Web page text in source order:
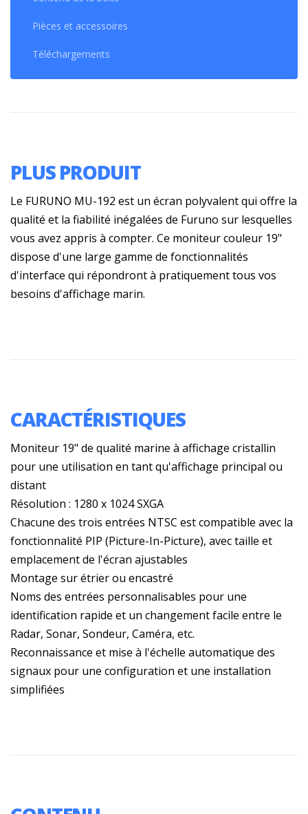
Pièces et accessoires
Téléchargements
PLUS PRODUIT
Le FURUNO MU-192 est un écran polyvalent qui offre la
qualité et la fiabilité inégalées de Furuno sur lesquelles
vous avez appris à compter. Ce moniteur couleur 19"
dispose d'une large gamme de fonctionnalités
d'interface qui répondront à pratiquement tous vos
besoins d'affichage marin.
CARACTÉRISTIQUES
Moniteur 19" de qualité marine à affichage cristallin
pour une utilisation en tant qu'affichage principal ou
distant
Résolution : 1280 x 1024 SXGA
Chacune des trois entrées NTSC est compatible avec la
fonctionnalité PIP (Picture-In-Picture), avec taille et
emplacement de l'écran ajustables
Montage sur étrier ou encastré
Noms des entrées personnalisables pour une
identification rapide et un changement facile entre le
Radar, Sonar, Sondeur, Caméra, etc.
Reconnaissance et mise à l'échelle automatique des
signaux pour une configuration et une installation
simplifiées